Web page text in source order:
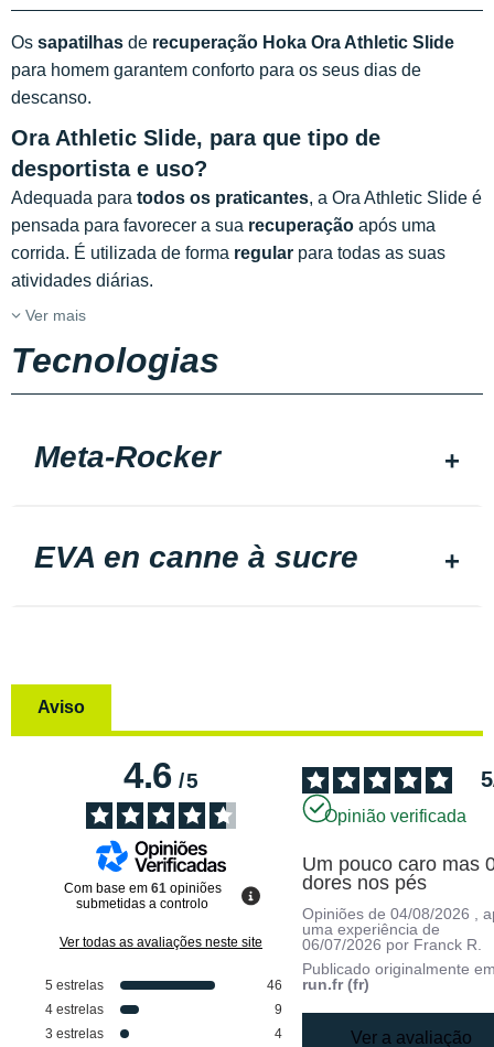
Os sapatilhas de recuperação Hoka Ora Athletic Slide
para homem garantem conforto para os seus dias de
descanso.
Ora Athletic Slide, para que tipo de
desportista e uso?
Adequada para todos os praticantes, a Ora Athletic Slide é
pensada para favorecer a sua recuperação após uma
corrida. É utilizada de forma regular para todas as suas
atividades diárias.
Ver mais
Tecnologias
Meta-Rocker
EVA en canne à sucre
Aviso
4.6/5
Com base em 61 opiniões
submetidas a controlo
Ver todas as avaliações neste site
5 estrelas
46
4 estrelas
9
3 estrelas
4
5
Opinião verificada
Um pouco caro mas
dores nos pés
Opiniões de04/08/2026
,
uma experiência de
06/07/2026 por Franck R.
Publicado originalmente
run.fr (fr)
Ver a avaliação